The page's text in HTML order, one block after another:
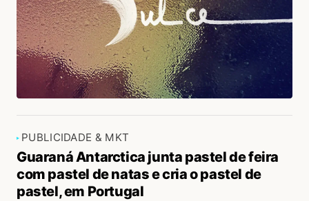
PUBLICIDADE & MKT
Guaraná Antarctica junta pastel de feira
com pastel de natas e cria o pastel de
pastel, em Portugal